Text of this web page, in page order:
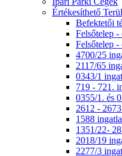
Értékesíthető
Befektetői
Felsőtelep -
Felsőtelep -
4700/25
2117/65
0343/1
719 - 721.
0355/1. és
2612 -
1588
1351/22-
2018/19
2277/3